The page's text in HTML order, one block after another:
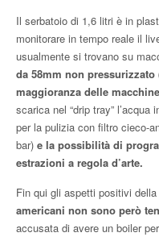
Il serbatoio di 1,6 litri è in
monitorare in tempo reale il
usualmente si trovano su
da 58mm non
maggioranza delle
scarica nel “drip tray”
per la pulizia con filtro cieco-
bar) e la possibilità di
estrazioni a regola d’arte.
Fin qui gli aspetti positivi
americani non sono però
accusata di avere un boiler